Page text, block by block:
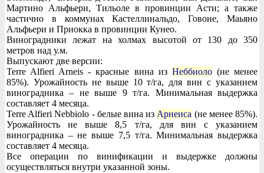
Мартино Альфьери, Тильоле в провинции Асти; а также
частично в коммунах Кастеллинальдо, Говоне, Маьяно
Альфьери и Приокка в провинции Кунео.
Виноградники лежат на холмах высотой от 130 до 350
метров над у.м.
Выпускают две версии:
Terre Alfieri Arneis - красные вина из Неббиоло(не менее
85%). Урожайность не выше 10 т/га, для вин с указанием
виноградника – не выше 9 т/га. Минимальная выдержка
составляет 4 месяца.
Terre Alfieri Nebbiolo - белые вина из Арнеиса (не менее 85%).
Урожайность не выше 8,5 т/га, для вин с указанием
виноградника – не выше 7,5 т/га. Минимальная выдержка
составляет 4 месяца.
Все операции по винификации и выдержке должны
осуществляться внутри указанной зоны.